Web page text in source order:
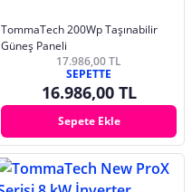
TommaTech 200Wp Taşınabilir
Güneş Paneli
17.986,00 TL
SEPETTE
16.986,00 TL
Sepete Ekle